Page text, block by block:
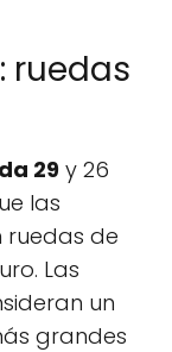
ruedas
29y 26
las
de
Las
un
grandes